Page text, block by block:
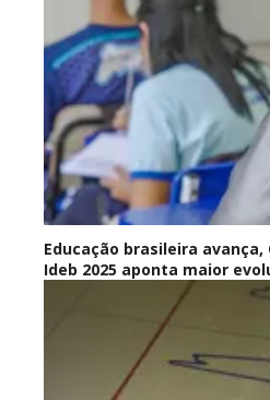
Educação brasileira
Ideb 2025 aponta maior